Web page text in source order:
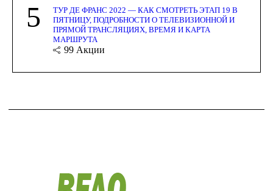
5
ТУР ДЕ ФРАНС 2022 — КАК СМОТРЕТЬ ЭТАП 19 В
ПЯТНИЦУ, ПОДРОБНОСТИ О ТЕЛЕВИЗИОННОЙ И
ПРЯМОЙ ТРАНСЛЯЦИЯХ, ВРЕМЯ И КАРТА
МАРШРУТА
99 Акции